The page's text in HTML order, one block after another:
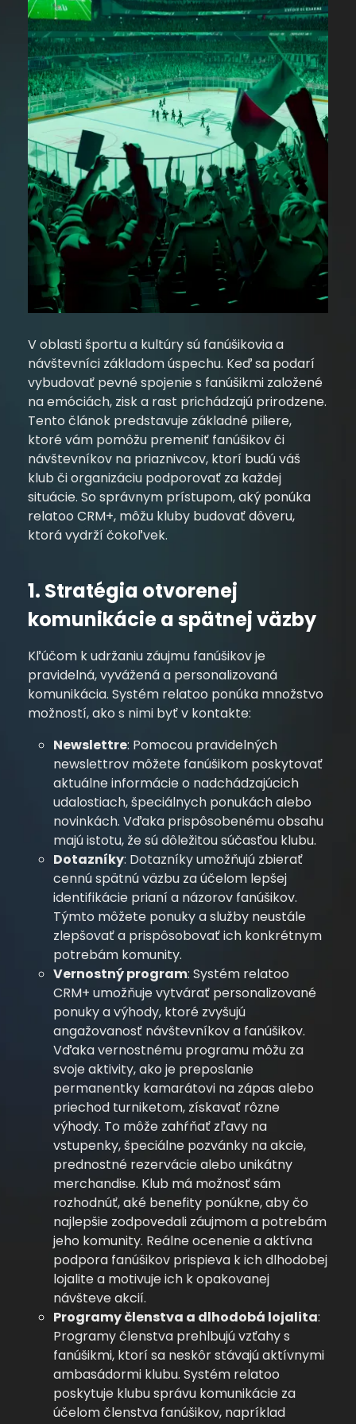
V oblasti športu a kultúry sú fanúšikovia a
návštevníci základom úspechu. Keď sa podarí
vybudovať pevné spojenie s fanúšikmi založené
na emóciách, zisk a rast prichádzajú prirodzene.
Tento článok predstavuje základné piliere,
ktoré vám pomôžu premeniť fanúšikov či
návštevníkov na priaznivcov, ktorí budú váš
klub či organizáciu podporovať za každej
situácie. So správnym prístupom, aký ponúka
relatoo CRM+, môžu kluby budovať dôveru,
ktorá vydrží čokoľvek.
1. Stratégia otvorenej
komunikácie a spätnej väzby
Kľúčom k udržaniu záujmu fanúšikov je
pravidelná, vyvážená a personalizovaná
komunikácia. Systém relatoo ponúka množstvo
možností, ako s nimi byť v kontakte:
Newslettre: Pomocou pravidelných
newslettrov môžete fanúšikom poskytovať
aktuálne informácie o nadchádzajúcich
udalostiach, špeciálnych ponukách alebo
novinkách. Vďaka prispôsobenému obsahu
majú istotu, že sú dôležitou súčasťou klubu.
Dotazníky: Dotazníky umožňujú zbierať
cennú spätnú väzbu za účelom lepšej
identifikácie prianí a názorov fanúšikov.
Týmto môžete ponuky a služby neustále
zlepšovať a prispôsobovať ich konkrétnym
potrebám komunity.
Vernostný program: Systém relatoo
CRM+ umožňuje vytvárať personalizované
ponuky a výhody, ktoré zvyšujú
angažovanosť návštevníkov a fanúšikov.
Vďaka vernostnému programu môžu za
svoje aktivity, ako je preposlanie
permanentky kamarátovi na zápas alebo
priechod turniketom, získavať rôzne
výhody. To môže zahŕňať zľavy na
vstupenky, špeciálne pozvánky na akcie,
prednostné rezervácie alebo unikátny
merchandise. Klub má možnosť sám
rozhodnúť, aké benefity ponúkne, aby čo
najlepšie zodpovedali záujmom a potrebám
jeho komunity. Reálne ocenenie a aktívna
podpora fanúšikov prispieva k ich dlhodobej
lojalite a motivuje ich k opakovanej
návšteve akcií.
Programy členstva a dlhodobá lojalita:
Programy členstva prehlbujú vzťahy s
fanúšikmi, ktorí sa neskôr stávajú aktívnymi
ambasádormi klubu. Systém relatoo
poskytuje klubu správu komunikácie za
účelom členstva fanúšikov, napríklad